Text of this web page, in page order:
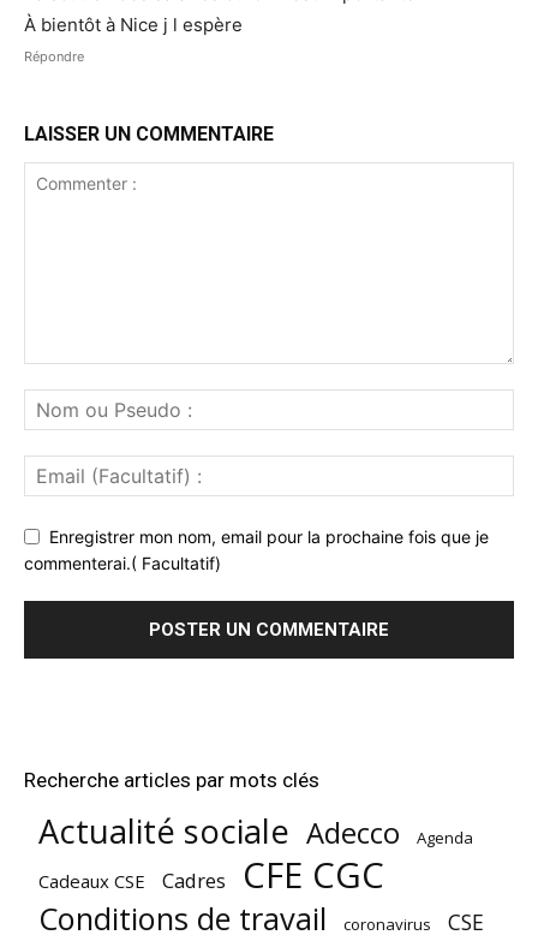
À bientôt à Nice j l espère
Répondre
LAISSER UN COMMENTAIRE
Enregistrer mon nom, email pour la prochaine fois que je
commenterai.( Facultatif)
Recherche articles par mots clés
Actualité sociale Adecco Agenda
Cadeaux CSE Cadres CFE CGC
Conditions de travail coronavirus CSE